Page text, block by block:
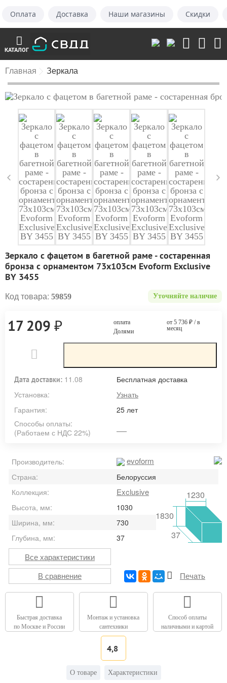
Оплата Доставка Наши магазины Скидки
КАТАЛОГ
Главная Зеркала
Зеркало с фацетом в багетной раме - состаренная
бронза с орнаментом 73х103см Evoform Exclusive
BY 3455
Код товара: 59859 Уточняйте наличие
17 209 ₽
оплата
Долями
от 5 736 ₽/ в
месяц
Дата доставки: 11.08
Бесплатная доставка
Установка:
Узнать
Гарантия:
25 лет
Способы оплаты:
(Работаем с НДС 22%)
Производитель: evoform
Страна:
Белоруссия
Коллекция:
Exclusive
Высота, мм:
1030
Ширина, мм:
730
Глубина, мм:
37
1830
1230
37
Все характеристики
В сравнение
Печать
Быстрая доставка
по Москве и России
Монтаж и установка
сантехники
Способ оплаты
наличными и картой
4,8
О товаре Характеристики